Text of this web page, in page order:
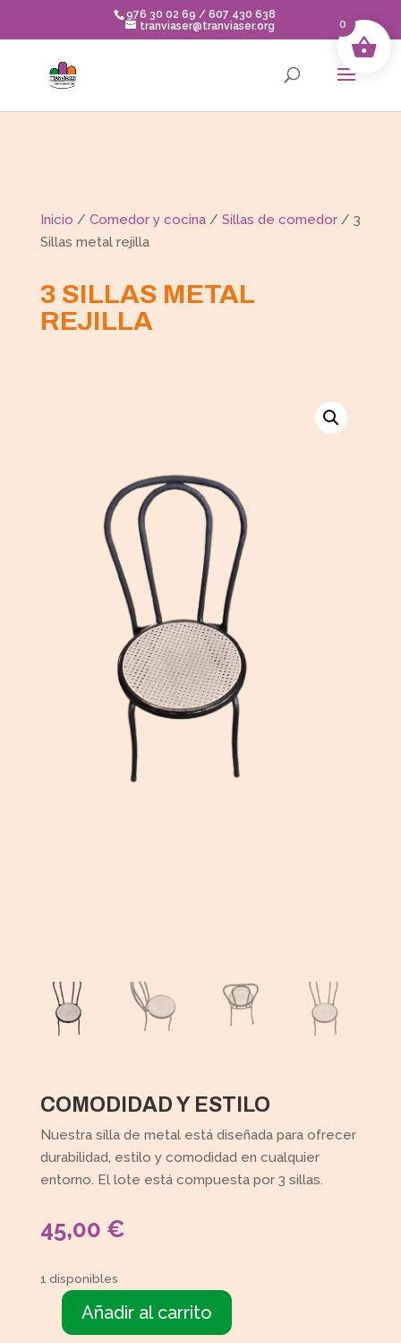
content
976 30 02 69 / 607 430 638
tranviaser@tranviaser.org
Inicio / Comedor y cocina/ Sillas de comedor/ 3
Sillas metal rejilla
3 SILLAS METAL
REJILLA
COMODIDAD Y ESTILO
Nuestra silla de metal está diseñada para ofrecer
durabilidad, estilo y comodidad en cualquier
entorno. El lote está compuesta por 3 sillas.
45,00 €
1 disponibles
Añadir al carrito
0